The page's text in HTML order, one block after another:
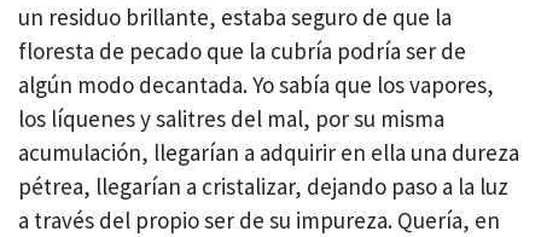
un residuo brillante, estaba seguro de que la
floresta de pecado que la cubría podría ser de
algún modo decantada. Yo sabía que los vapores,
los líquenes y salitres del mal, por su misma
acumulación, llegarían a adquirir en ella una dureza
pétrea, llegarían a cristalizar, dejando paso a la luz
a través del propio ser de su impureza. Quería, en